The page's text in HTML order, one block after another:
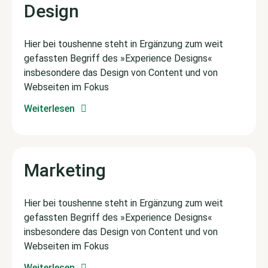
Design
Hier bei toushenne steht in Ergänzung zum weit
gefassten Begriff des »Experience Designs«
insbesondere das Design von Content und von
Webseiten im Fokus
Weiterlesen
Marketing
Hier bei toushenne steht in Ergänzung zum weit
gefassten Begriff des »Experience Designs«
insbesondere das Design von Content und von
Webseiten im Fokus